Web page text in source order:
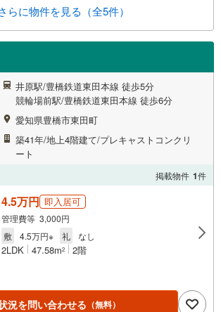
らに物件を見る（全5件）
井原駅/豊橋鉄道東田本線 徒歩5分
競輪場前駅/豊橋鉄道東田本線 徒歩6分
愛知県豊橋市東田町
築41年/地上4階建て/プレキャストコンクリ
ート
掲載物件 1件
4.5万円 即入居可
管理費等 3,000円
敷
4.5万円※ 礼 なし
2LDK 47.58m2 2階
況を問い合わせる （無料）